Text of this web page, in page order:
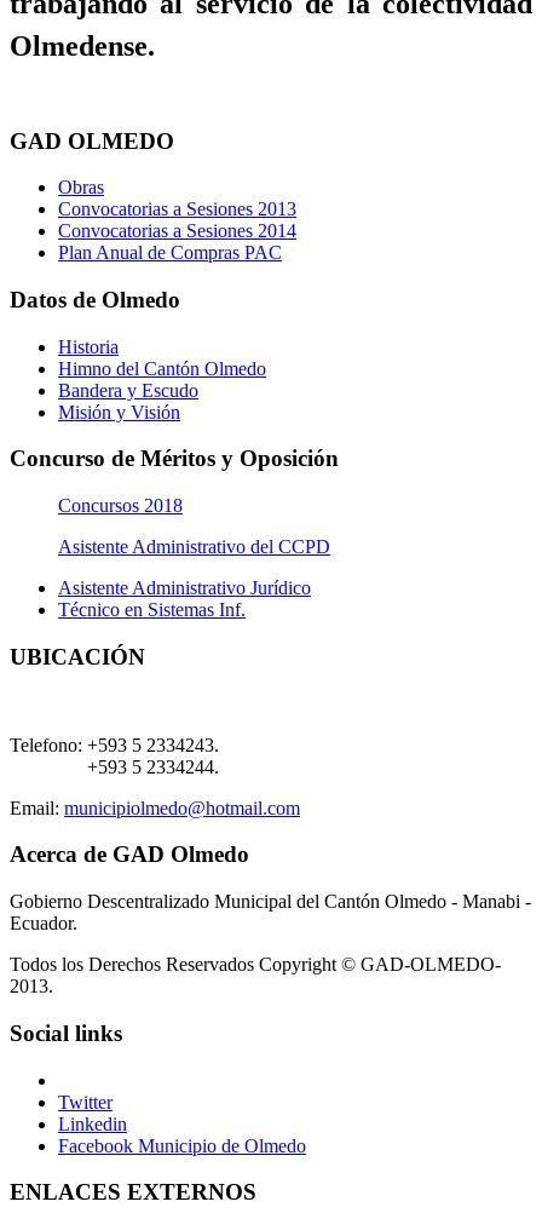
Olmedense.
GAD OLMEDO
Obras
Convocatorias a Sesiones 2013
Convocatorias a Sesiones 2014
Plan Anual de Compras PAC
Datos de Olmedo
Historia
Himno del Cantón Olmedo
Bandera y Escudo
Misión y Visión
Concurso de Méritos y Oposición
Concursos 2018
Asistente Administrativo del CCPD
Asistente Administrativo Jurídico
Técnico en Sistemas Inf.
UBICACIÓN
Telefono: +593 5 2334243.
+593 5 2334244.
Email: municipiolmedo@hotmail.com
Acerca de GAD Olmedo
Gobierno Descentralizado Municipal del Cantón Olmedo - Manabi -
Ecuador.
Todos los Derechos Reservados Copyright © GAD-OLMEDO-
2013.
Social links
Twitter
Linkedin
Facebook Municipio de Olmedo
ENLACES EXTERNOS